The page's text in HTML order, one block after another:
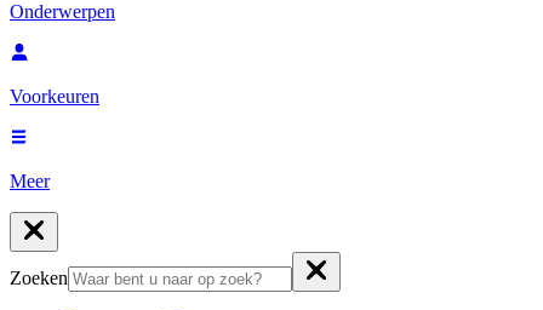
Onderwerpen
Voorkeuren
Meer
Zoeken